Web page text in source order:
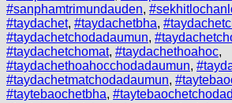
#sanphamtrimundauden,
#taydachet, #taydachetbha,
#taydachetchodadaumun,
#taydachetchomat, #taydachethoahoc,
#taydachethoahocchodadaumun,
#taydachetmatchodadaumun,
#taytebaochetbha,